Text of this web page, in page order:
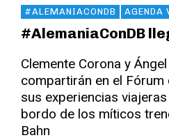
#ALEMANIACONDB AGENDA
#AlemaniaConDB
Clemente Corona y
compartirán en el Fórum
sus experiencias
bordo de los míticos
Bahn